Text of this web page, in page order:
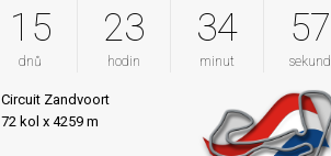
15
dnů
23
hodin
34
minut
56
sekund
Circuit Zandvoort
72 kol x 4259 m